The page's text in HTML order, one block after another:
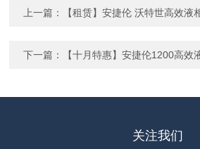
上一篇： 【租赁】安捷伦 沃特世高效液
下一篇： 【十月特惠】安捷伦1200高效
关注我们